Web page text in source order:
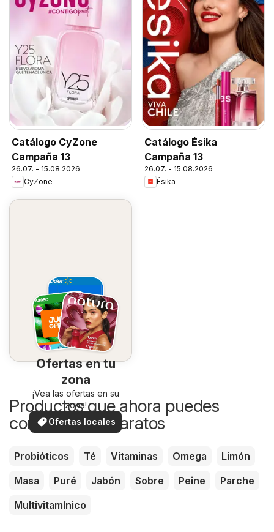
Catálogo CyZone
Campaña 13
26.07. - 15.08.2026
CyZone
Catálogo Ésika
Campaña 13
26.07. - 15.08.2026
Ésika
Ofertas en tu
zona
¡Vea las ofertas en su
zona!
Ofertas locales
Productos que ahora puedes
comprar más baratos
Probióticos Té Vitaminas Omega
Limón
Masa
Puré Jabón Sobre Peine
Parche
Multivitamínico